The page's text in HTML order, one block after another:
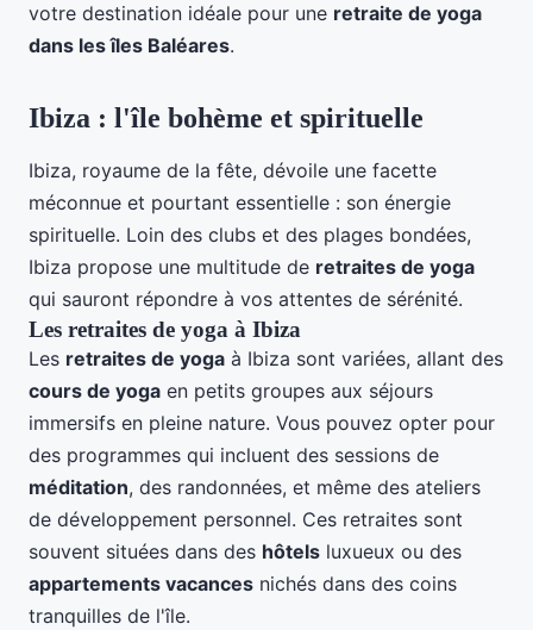
votre destination idéale pour une retraite de yoga
dans les îles Baléares.
Ibiza : l'île bohème et spirituelle
Ibiza, royaume de la fête, dévoile une facette
méconnue et pourtant essentielle : son énergie
spirituelle. Loin des clubs et des plages bondées,
Ibiza propose une multitude de retraites de yoga
qui sauront répondre à vos attentes de sérénité.
Les retraites de yoga à Ibiza
Les retraites de yoga à Ibiza sont variées, allant des
cours de yoga en petits groupes aux séjours
immersifs en pleine nature. Vous pouvez opter pour
des programmes qui incluent des sessions de
méditation, des randonnées, et même des ateliers
de développement personnel. Ces retraites sont
souvent situées dans des hôtels luxueux ou des
appartements vacances nichés dans des coins
tranquilles de l'île.